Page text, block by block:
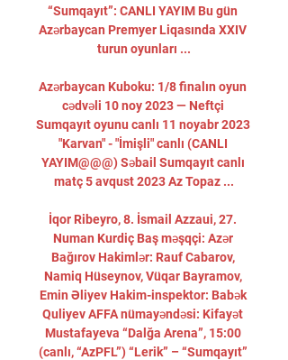
“Sumqayıt”: CANLI YAYIM Bu gün
Azərbaycan Premyer Liqasında XXIV
turun oyunları ...
Azərbaycan Kuboku: 1/8 finalın oyun
cədvəli 10 noy 2023 — Neftçi
Sumqayıt oyunu canlı 11 noyabr 2023
"Karvan" - "İmişli" canlı (CANLI
YAYIM@@@) Səbail Sumqayıt canlı
matç 5 avqust 2023 Az Topaz ...
İqor Ribeyro, 8. İsmail Azzaui, 27.
Numan Kurdiç Baş məşqçi: Azər
Bağırov Hakimlər: Rauf Cabarov,
Namiq Hüseynov, Vüqar Bayramov,
Emin Əliyev Hakim-inspektor: Babək
Quliyev AFFA nümayəndəsi: Kifayət
Mustafayeva “Dalğa Arena”, 15:00
(canlı, “AzPFL”) “Lerik” – “Sumqayıt”